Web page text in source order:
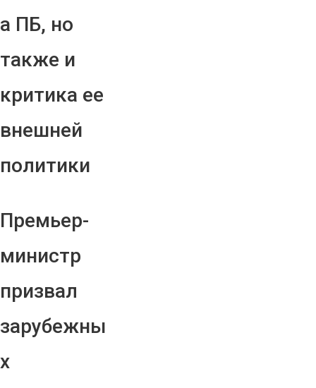
а ПБ, но
также и
критика ее
внешней
политики
Премьер-
министр
призвал
зарубежны
х